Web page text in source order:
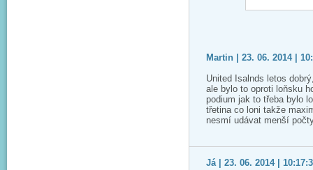
Martin | 23. 06. 2014 |
United Isalnds letos
ale bylo to oproti loňsku
podium jak to třeba bylo
třetina co loni takže
nesmí udávat menší
Já | 23. 06. 2014 |